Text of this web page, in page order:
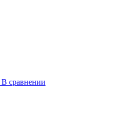
В сравнении